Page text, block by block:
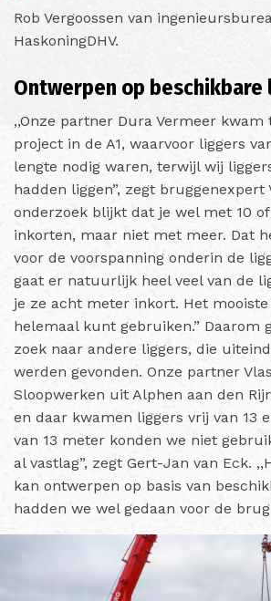
Rob Vergoossen van
HaskoningDHV.
Ontwerpen op beschikbare
,,Onze partner Dura Vermeer kwam
project in de A1, waarvoor liggers
lengte nodig waren, terwijl wij
hadden liggen”, zegt bruggenexpert
onderzoek blijkt dat je wel met 10
inkorten, maar niet met meer. Dat
voor de voorspanning onderin de
gaat er natuurlijk heel veel van de
je ze acht meter inkort. Het mooiste
helemaal kunt gebruiken.” Daarom
zoek naar andere liggers, die
werden gevonden. Onze partner
Sloopwerken uit Alphen aan den
en daar kwamen liggers vrij van 13
van 13 meter konden we niet
al vastlag”, zegt Gert-Jan van Eck.
kan ontwerpen op basis van
hadden we wel gedaan voor de